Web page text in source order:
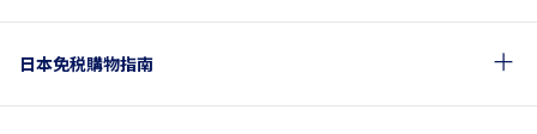
日本免税購物指南